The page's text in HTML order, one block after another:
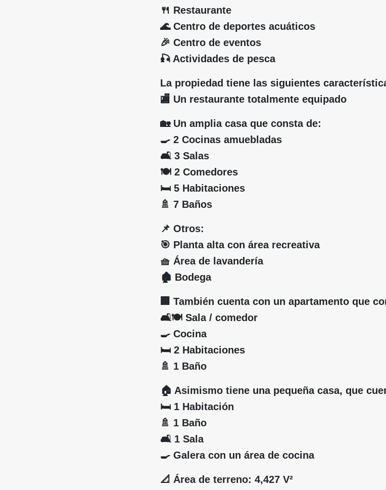
🍴 Restaurante
🌊 Centro de deportes acuáticos
🎉 Centro de eventos
🎣 Actividades de pesca
La propiedad tiene las siguientes
🏬 Un restaurante totalmente equipado
🏡 Un amplia casa que consta de:
🍳 2 Cocinas amuebladas
🛋️ 3 Salas
🍽️ 2 Comedores
🛏️ 5 Habitaciones
🚿 7 Baños
📌 Otros:
🎯 Planta alta con área recreativa
🧺 Área de lavandería
🏚️ Bodega
🏢 También cuenta con un apartamento que
🛋️🍽️ Sala / comedor
🍳 Cocina
🛏️ 2 Habitaciones
🚿 1 Baño
🏠 Asimismo tiene una pequeña casa, que
🛏️ 1 Habitación
🚿 1 Baño
🛋️ 1 Sala
🍳 Galera con un área de cocina
📐 Área de terreno: 4,427 V²